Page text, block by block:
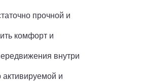
прочной и
комфорт и
внутри
и